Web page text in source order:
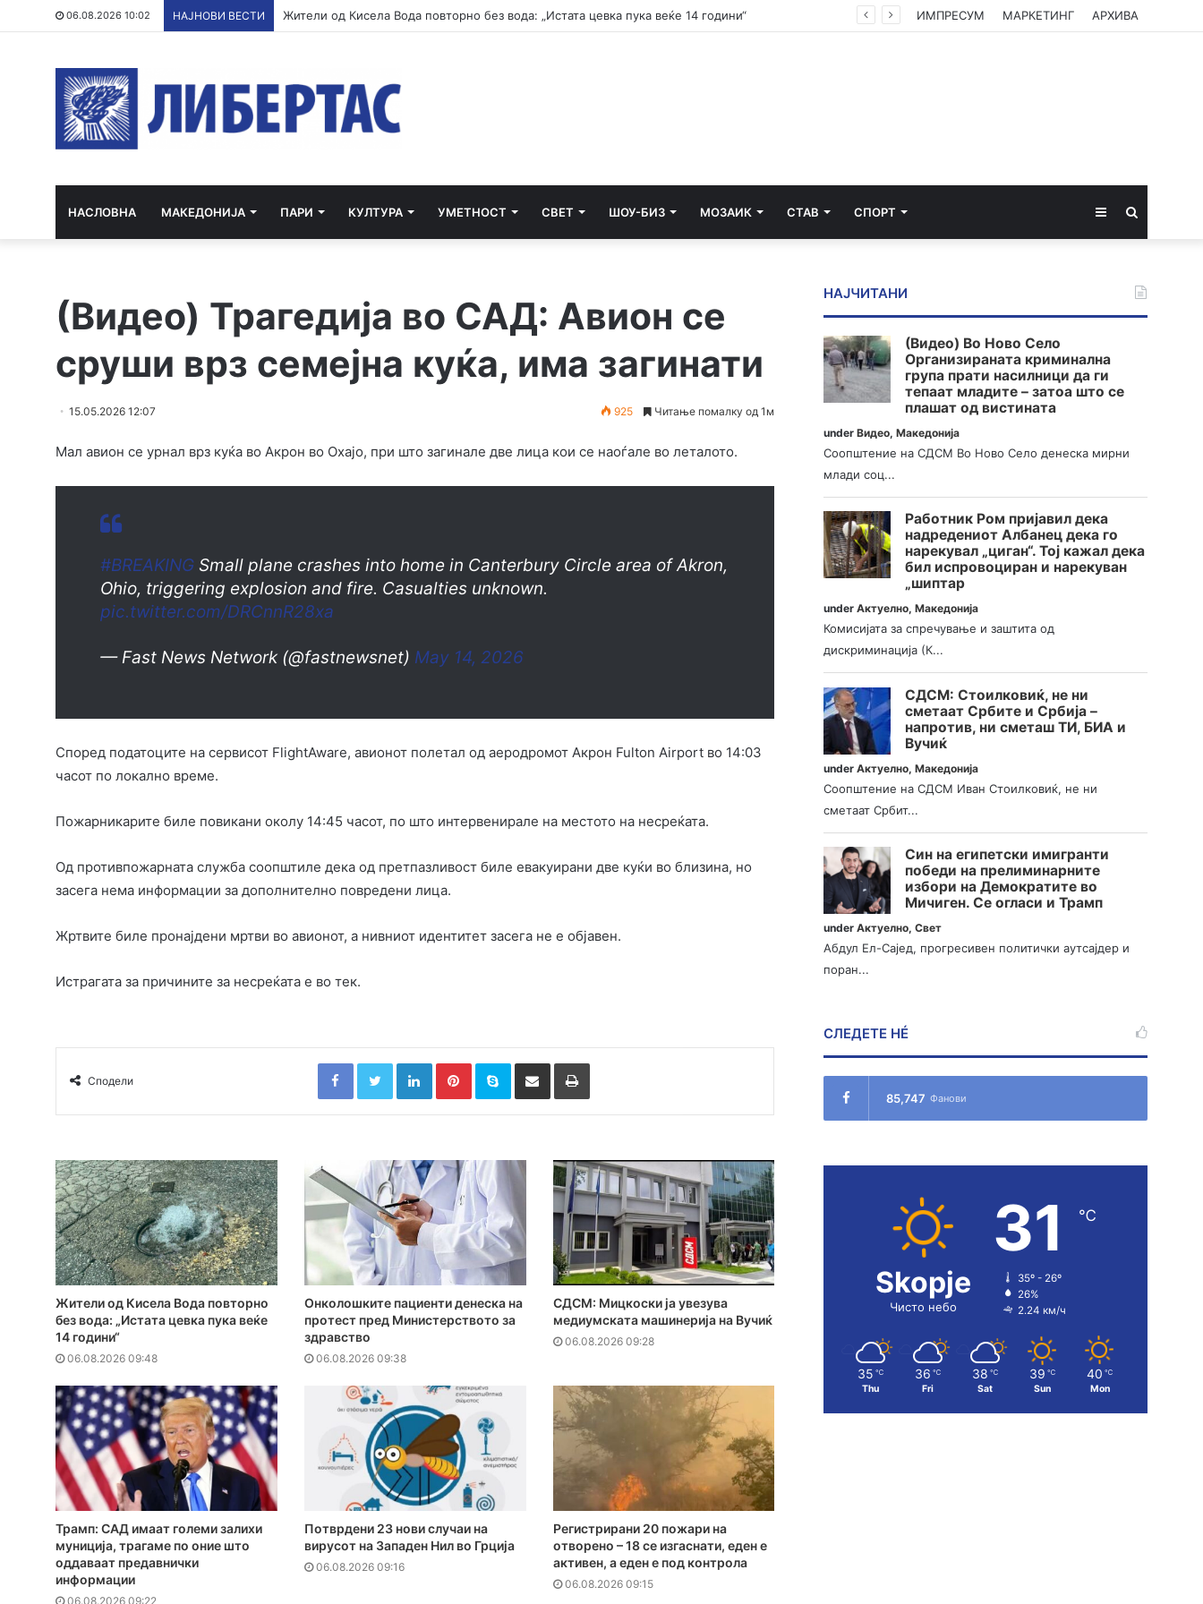
06.08.2026 10:02 НАЈНОВИ ВЕСТИ Жители од Кисела Вода повторно без вода: „Истата цевка пука веќе 14 години“ ИМПРЕСУМ МАРКЕТИНГ АРХИВА
НАСЛОВНА МАКЕДОНИЈА ПАРИ КУЛТУРА УМЕТНОСТ СВЕТ ШОУ-БИЗ МОЗАИК СТАВ СПОРТ Sidebar
(Видео) Трагедија во САД: Авион се
сруши врз семејна куќа, има загинати
15.05.2026 12:07 925 Читање помалку од 1м
Мал авион се урнал врз куќа во Акрон во Охајо, при што загинале две лица кои се наоѓале во леталото.
#BREAKING Small plane crashes into home in Canterbury Circle area of Akron,
Ohio, triggering explosion and fire. Casualties unknown.
pic.twitter.com/DRCnnR28xa
— Fast News Network (@fastnewsnet) May 14, 2026
Според податоците на сервисот FlightAware, авионот полетал од аеродромот Акрон Fulton Airport во 14:03
часот по локално време.
Пожарникарите биле повикани околу 14:45 часот, по што интервенирале на местото на несреќата.
Од противпожарната служба соопштиле дека од претпазливост биле евакуирани две куќи во близина, но
засега нема информации за дополнително повредени лица.
Жртвите биле пронајдени мртви во авионот, а нивниот идентитет засега не е објавен.
Истрагата за причините за несреќата е во тек.
Сподели
FacebookTwitterLinkedInPinterestSkype Сподели преку Е-маил Испринтај
Жители од Кисела Вода повторно
без вода: „Истата цевка пука веќе
14 години“
06.08.2026 09:48
Онколошките пациенти денеска на
протест пред Министерството за
здравство
06.08.2026 09:38
СДСМ: Мицкоски ја увезува
медиумската машинерија на Вучиќ
06.08.2026 09:28
Трамп: САД имаат големи залихи
муниција, трагаме по оние што
оддаваат предавнички
информации
06.08.2026 09:22
Потврдени 23 нови случаи на
вирусот на Западен Нил во Грција
06.08.2026 09:16
Регистрирани 20 пожари на
отворено – 18 се изгаснати, еден е
активен, а еден е под контрола
06.08.2026 09:15
НАЈЧИТАНИ
(Видео) Во Ново Село
Организираната криминална
група прати насилници да ги
тепаат младите – затоа што се
плашат од вистината
underВидео,Македонија
Соопштение на СДСМ Во Ново Село денеска мирни
млади соц...
Работник Ром пријавил дека
надредениот Албанец дека го
нарекувал „циган“. Тој кажал дека
бил испровоциран и нарекуван
„шиптар
underАктуелно,Македонија
Комисијата за спречување и заштита од
дискриминација (К...
СДСМ: Стоилковиќ, не ни
сметаат Србите и Србија –
напротив, ни сметаш ТИ, БИА и
Вучиќ
underАктуелно,Македонија
Соопштение на СДСМ Иван Стоилковиќ, не ни
сметаат Србит...
Син на египетски имигранти
победи на прелиминарните
избори на Демократите во
Мичиген. Се огласи и Трамп
underАктуелно,Свет
Абдул Ел-Сајед, прогресивен политички аутсајдер и
поран...
СЛЕДЕТЕ НÉ
85,747 Фанови
Skopje
Чисто небо
31 ℃
35º - 26º
26%
2.24 км/ч
35 ℃
Thu
36 ℃
Fri
38 ℃
Sat
39 ℃
Sun
40 ℃
Mon